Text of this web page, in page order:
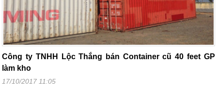
Công ty TNHH Lộc Thắng bán Container cũ 40 feet GP
làm kho
17/10/2017 11:05